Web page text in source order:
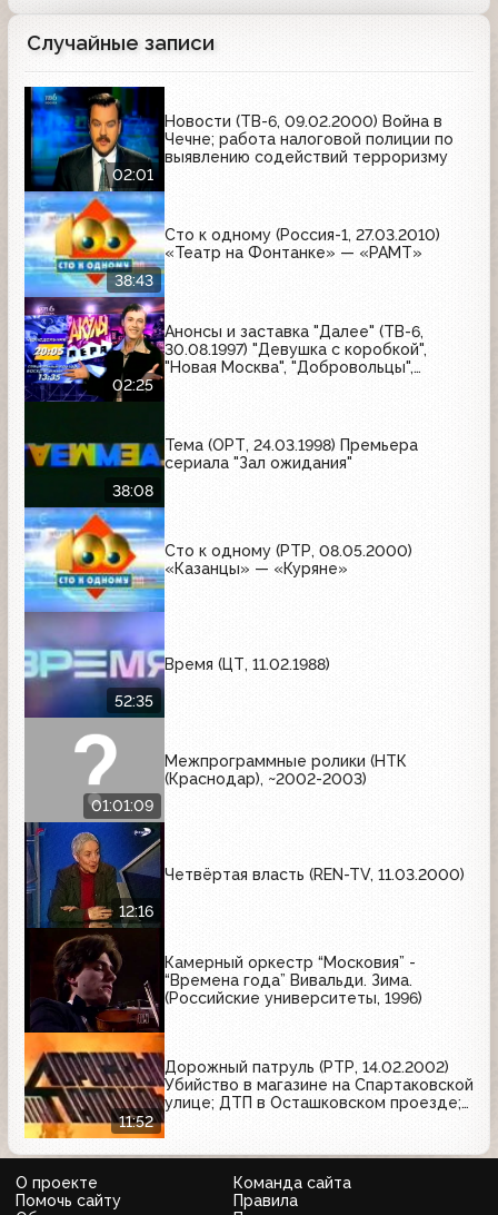
Случайные записи
02:01
Новости (ТВ-6, 09.02.2000) Война в
Чечне; работа налоговой полиции по
выявлению содействий терроризму
38:43
Сто к одному (Россия-1, 27.03.2010)
«Театр на Фонтанке» — «РАМТ»
02:25
Анонсы и заставка "Далее" (ТВ-6,
30.08.1997) "Девушка с коробкой",
"Новая Москва", "Добровольцы",
38:08
Тема (ОРТ, 24.03.1998) Премьера
сериала "Зал ожидания"
Сто к одному (РТР, 08.05.2000)
«Казанцы» — «Куряне»
52:35
Время (ЦТ, 11.02.1988)
01:01:09
Межпрограммные ролики (НТК
(Краснодар), ~2002-2003)
12:16
Четвёртая власть (REN-TV, 11.03.2000)
Камерный оркестр “Московия” -
“Времена года” Вивальди. Зима.
(Российские университеты, 1996)
11:52
Дорожный патруль (РТР, 14.02.2002)
Убийство в магазине на Спартаковской
улице; ДТП в Осташковском проезде;
О проекте
Команда сайта
Помочь сайту
Правила